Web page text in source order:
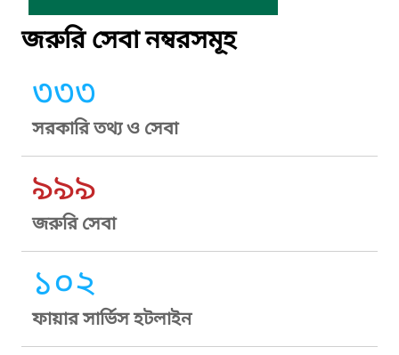
জরুরি সেবা নম্বরসমূহ
৩৩৩
সরকারি তথ্য ও সেবা
৯৯৯
জরুরি সেবা
১০২
ফায়ার সার্ভিস হটলাইন